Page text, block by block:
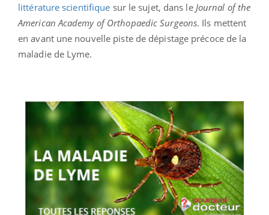
littérature scientifique sur le sujet, dans le Journal of the
American Academy of Orthopaedic Surgeons. Ils mettent
en avant une nouvelle piste de dépistage précoce de la
maladie de Lyme.